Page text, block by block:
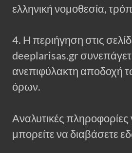
ελληνική νομοθεσία,
4. Η περιήγηση στις
deeplarisas.gr
ανεπιφύλακτη αποδοχή
όρων.
Αναλυτικές πληροφορίες
μπορείτε να διαβάσετε